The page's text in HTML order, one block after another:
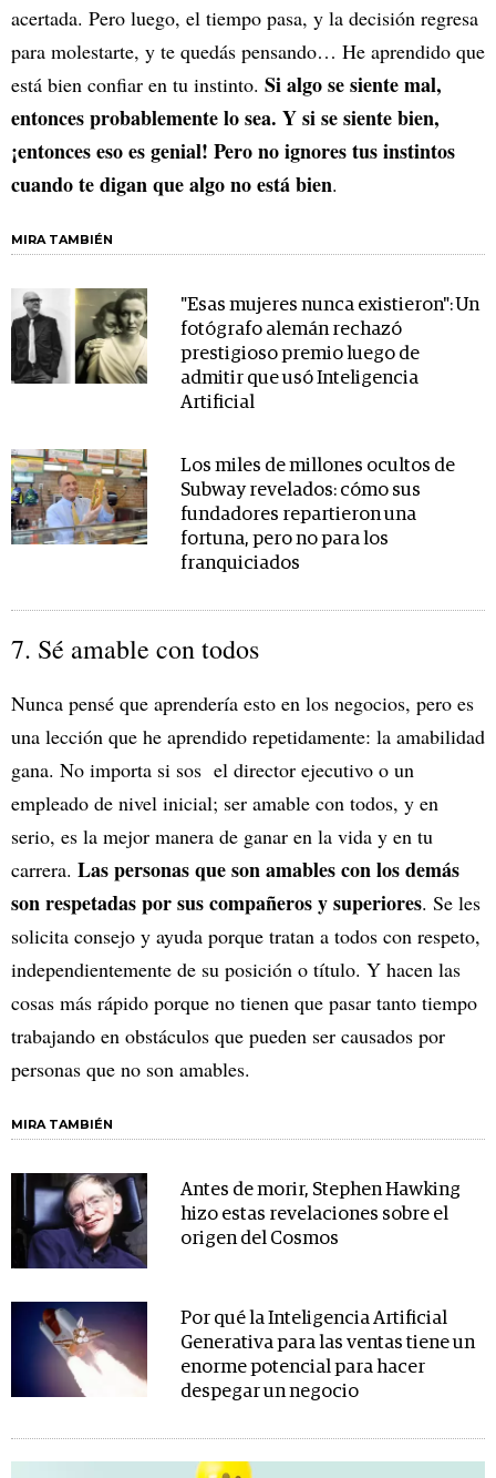
acertada. Pero luego, el tiempo pasa, y la decisión regresa
para molestarte, y te quedás pensando… He aprendido que
está bien confiar en tu instinto. Si algo se siente mal,
entonces probablemente lo sea. Y si se siente bien,
¡entonces eso es genial! Pero no ignores tus instintos
cuando te digan que algo no está bien.
MIRA TAMBIÉN
"Esas mujeres nunca existieron": Un
fotógrafo alemán rechazó
prestigioso premio luego de
admitir que usó Inteligencia
Artificial
Los miles de millones ocultos de
Subway revelados: cómo sus
fundadores repartieron una
fortuna, pero no para los
franquiciados
7. Sé amable con todos
Nunca pensé que aprendería esto en los negocios, pero es
una lección que he aprendido repetidamente: la amabilidad
gana. No importa si sos el director ejecutivo o un
empleado de nivel inicial; ser amable con todos, y en
serio, es la mejor manera de ganar en la vida y en tu
carrera. Las personas que son amables con los demás
son respetadas por sus compañeros y superiores. Se les
solicita consejo y ayuda porque tratan a todos con respeto,
independientemente de su posición o título. Y hacen las
cosas más rápido porque no tienen que pasar tanto tiempo
trabajando en obstáculos que pueden ser causados por
personas que no son amables.
MIRA TAMBIÉN
Antes de morir, Stephen Hawking
hizo estas revelaciones sobre el
origen del Cosmos
Por qué la Inteligencia Artificial
Generativa para las ventas tiene un
enorme potencial para hacer
despegar un negocio